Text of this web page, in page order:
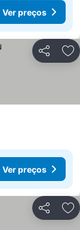
Ver preços
Partilhar
Ver preços
Partilhar